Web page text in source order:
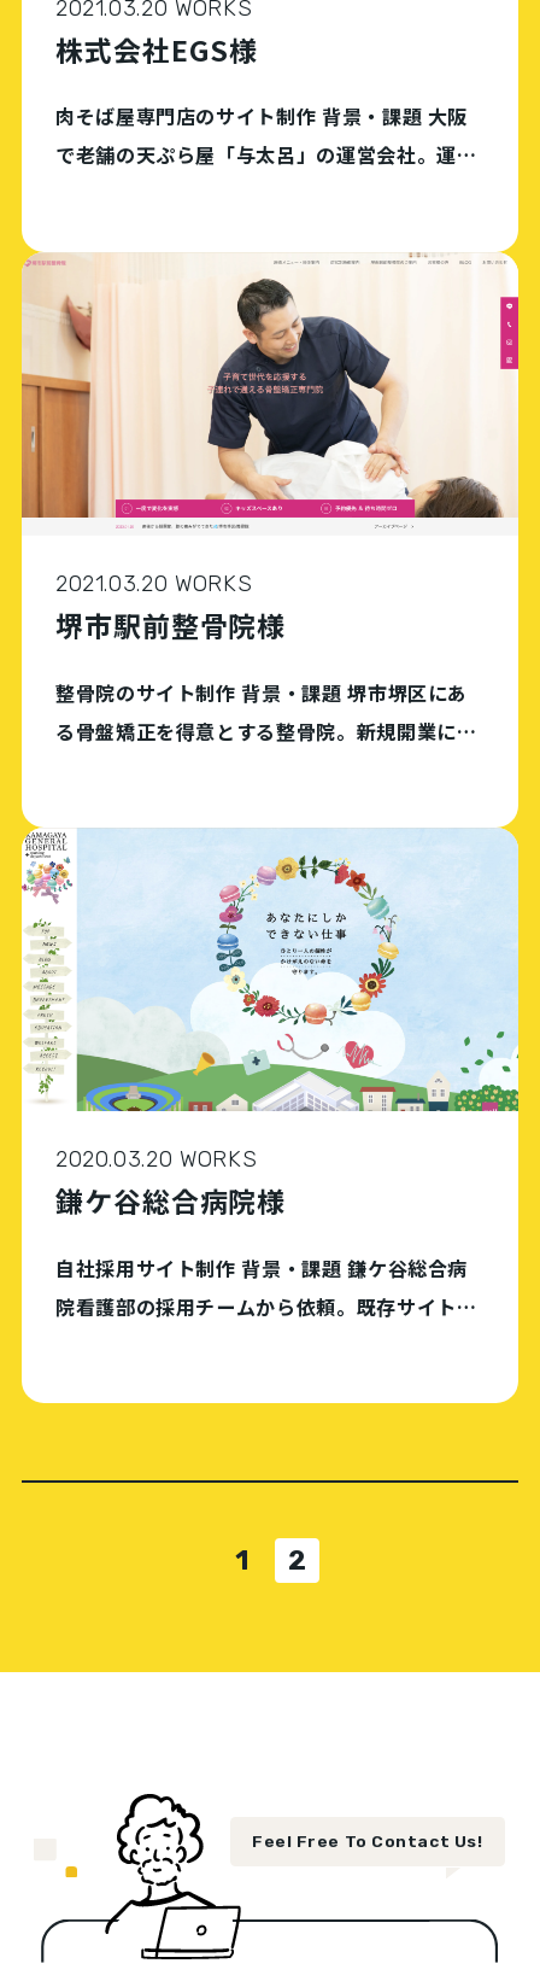
2021.03.20 WORKS
株式会社EGS様
肉そば屋専門店のサイト制作 背景・課題 大阪
で老舗の天ぷら屋「与太呂」の運営会社。運営
ランチ専門のメニュー開発（肉そば）を行った
ところ、 […]
2021.03.20 WORKS
堺市駅前整骨院様
整骨院のサイト制作 背景・課題 堺市堺区にあ
る骨盤矯正を得意とする整骨院。新規開業にと
50ページ超のサイト構築を希望。 支援内容 支
援の […]
2020.03.20 WORKS
鎌ケ谷総合病院様
自社採用サイト制作 背景・課題 鎌ケ谷総合病
院看護部の採用チームから依頼。既存サイトは
1 2
Feel Free To Contact Us!